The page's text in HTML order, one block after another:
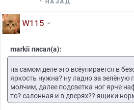
НАЗАД
W115
markii писал(а):
на самом деле это всёупирается в
яркость нужна? ну ладно за зелёную
молчим, далее подсветка ног ярче
то? салонная и в дверях?? ящики